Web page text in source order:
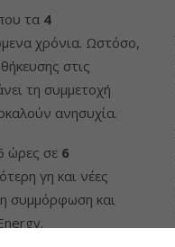
τα 4
χρόνια. Ωστόσο,
στις
τη συμμετοχή
ανησυχία.
ώρες σε 6
γη και νέες
συμμόρφωση και